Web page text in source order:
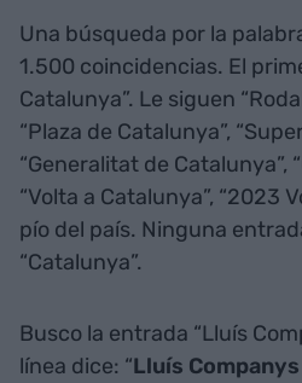
Una búsqueda por la
1.500 coincidencias. El
Catalunya”. Le siguen
“Plaza de Catalunya”,
“Generalitat de Catalunya”,
“Volta a Catalunya”, “2023
pío del país. Ninguna
“Catalunya”.
Busco la entrada “Lluís
línea dice: “Lluís